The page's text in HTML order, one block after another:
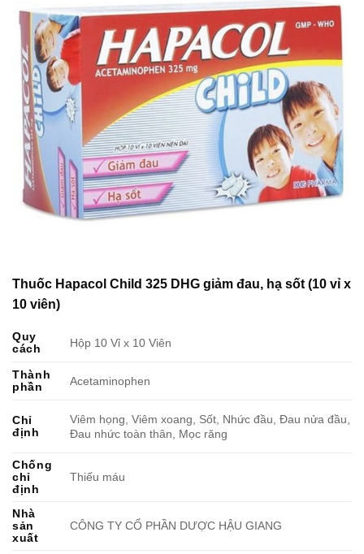
Thuốc Hapacol Child 325 DHG giảm đau, hạ sốt (10 vỉ x
10 viên)
Quy
cách
Hộp 10 Vỉ x 10 Viên
Thành
phần
Acetaminophen
Chỉ
định
Viêm họng, Viêm xoang, Sốt, Nhức đầu, Đau nửa đầu,
Đau nhức toàn thân, Mọc răng
Chống
chỉ
định
Thiếu máu
Nhà
sản
xuất
CÔNG TY CỔ PHẦN DƯỢC HẬU GIANG